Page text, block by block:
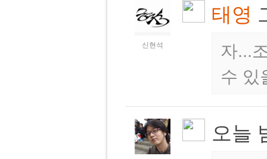
신현석
태영
자...
수
오늘